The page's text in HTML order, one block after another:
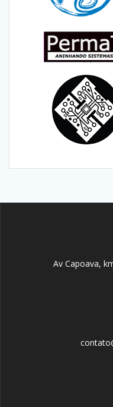
Av Capoava,